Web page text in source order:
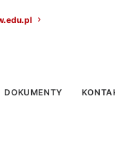
DOKUMENTY